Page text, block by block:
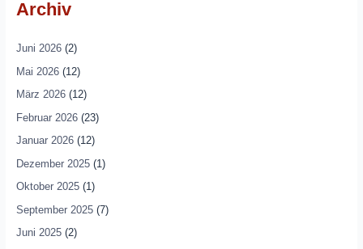
Archiv
Juni 2026(2)
Mai 2026(12)
März 2026(12)
Februar 2026(23)
Januar 2026(12)
Dezember 2025(1)
Oktober 2025(1)
September 2025(7)
Juni 2025(2)